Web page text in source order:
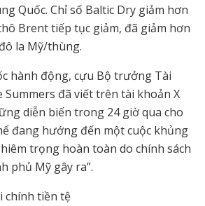
Quốc. Chỉ số Baltic Dry giảm hơn
Brent tiếp tục giảm, đã giảm hơn
la Mỹ/thùng.
hành động, cựu Bộ trưởng Tài
Summers đã viết trên tài khoản X
diễn biến trong 24 giờ qua cho
đang hướng đến một cuộc khủng
trọng hoàn toàn do chính sách
phủ Mỹ gây ra”.
chính tiền tệ